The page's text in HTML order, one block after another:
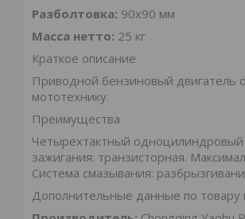
Разболтовка: 90х90 мм
Масса нетто: 25 кг
Краткое описание
Приводной бензиновый двигатель
мототехнику.
Преимущества
Четырехтактный одноцилиндровый
зажигания: транзисторная.
Система смазывания:
Дополнительные данные по товару